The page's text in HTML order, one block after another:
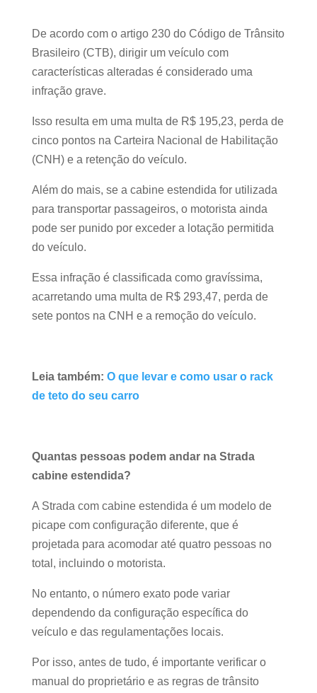
De acordo com o artigo 230 do Código de Trânsito
Brasileiro (CTB), dirigir um veículo com
características alteradas é considerado uma
infração grave.
Isso resulta em uma multa de R$ 195,23, perda de
cinco pontos na Carteira Nacional de Habilitação
(CNH) e a retenção do veículo.
Além do mais, se a cabine estendida for utilizada
para transportar passageiros, o motorista ainda
pode ser punido por exceder a lotação permitida
do veículo.
Essa infração é classificada como gravíssima,
acarretando uma multa de R$ 293,47, perda de
sete pontos na CNH e a remoção do veículo.
Leia também: O que levar e como usar o rack
de teto do seu carro
Quantas pessoas podem andar na Strada
cabine estendida?
A Strada com cabine estendida é um modelo de
picape com configuração diferente, que é
projetada para acomodar até quatro pessoas no
total, incluindo o motorista.
No entanto, o número exato pode variar
dependendo da configuração específica do
veículo e das regulamentações locais.
Por isso, antes de tudo, é importante verificar o
manual do proprietário e as regras de trânsito